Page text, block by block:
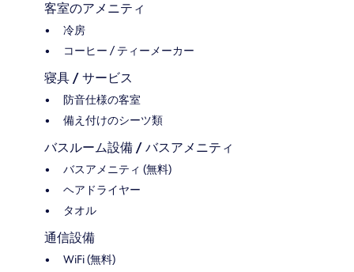
客室のアメニティ
冷房
コーヒー / ティーメーカー
寝具 / サービス
防音仕様の客室
備え付けのシーツ類
バスルーム設備 / バスアメニティ
バスアメニティ (無料)
ヘアドライヤー
タオル
通信設備
WiFi (無料)